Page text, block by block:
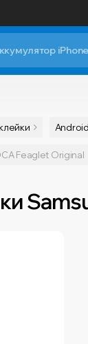
Android
Feaglet Original